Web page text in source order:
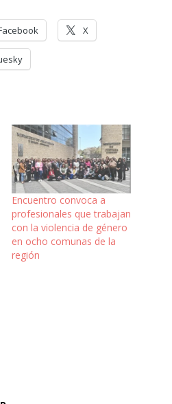
X
Encuentro convoca a
profesionales que trabajan
con la violencia de género
en ocho comunas de la
región